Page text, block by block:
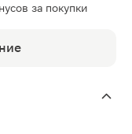
за покупки